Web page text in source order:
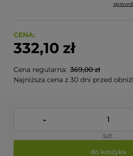
Cena nie zawiera ewentualnych
CENA:
332,10 zł
Cena regularna: 369,00 zł
Najniższa cena z 30 dni przed
-
szt.
do koszyka